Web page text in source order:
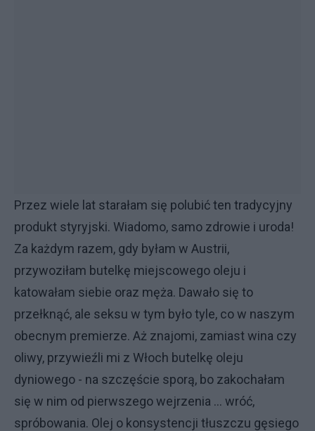
Przez wiele lat starałam się polubić ten tradycyjny
produkt styryjski. Wiadomo, samo zdrowie i uroda!
Za każdym razem, gdy byłam w Austrii,
przywoziłam butelkę miejscowego oleju i
katowałam siebie oraz męża. Dawało się to
przełknąć, ale seksu w tym było tyle, co w naszym
obecnym premierze. Aż znajomi, zamiast wina czy
oliwy, przywieźli mi z Włoch butelkę oleju
dyniowego - na szczęście sporą, bo zakochałam
się w nim od pierwszego wejrzenia ... wróć,
spróbowania. Olej o konsystencji tłuszczu gęsiego